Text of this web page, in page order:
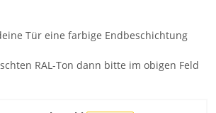
Tür eine farbige Endbeschichtung
RAL-Ton dann bitte im obigen Feld